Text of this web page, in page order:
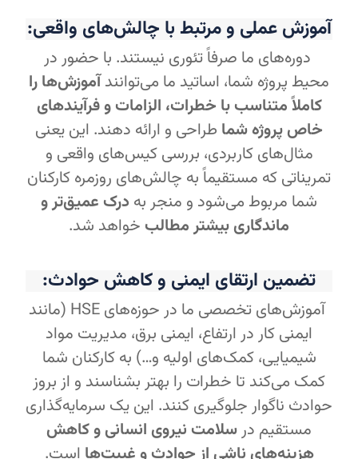
آموزش عملی و مرتبط با چالش‌های واقعی:
دوره‌های ما صرفاً تئوری نیستند. با حضور در
محیط پروژه شما، اساتید ما می‌توانندآموزش‌ها را
کاملاً متناسب با خطرات، الزامات و فرآیندهای
خاص پروژه شما طراحی و ارائه دهند. این یعنی
مثال‌های کاربردی، بررسی کیس‌های واقعی و
تمریناتی که مستقیماً به چالش‌های روزمره کارکنان
شما مربوط می‌شود و منجر به درک عمیق‌تر و
ماندگاری بیشتر مطالب خواهد شد.
تضمین ارتقای ایمنی و کاهش حوادث:
آموزش‌های تخصصی ما در حوزه‌های HSE (مانند
ایمنی کار در ارتفاع، ایمنی برق، مدیریت مواد
شیمیایی، کمک‌های اولیه و…) به کارکنان شما
کمک می‌کند تا خطرات را بهتر بشناسند و از بروز
حوادث ناگوار جلوگیری کنند. این یک سرمایه‌گذاری
مستقیم درسلامت نیروی انسانی و کاهش